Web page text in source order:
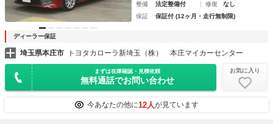
整備
法定整備付 修復
なし
保証
保証付 (12ヶ月・走行無制限)
ディーラー保証
埼玉県本庄市 トヨタカローラ新埼玉（株） 本庄マイカーセンター
まずは在庫確認・見積依頼
無料通話でお問い合わせ
お気に入り
今あなたの他に12人が見ています